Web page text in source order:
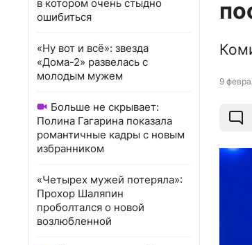
в котором очень стыдно
ошибиться
«Ну вот и всё»: звезда
«Дома-2» развелась с
молодым мужем
Больше не скрывает:
Полина Гагарина показала
романтичные кадры с новым
избранником
«Четырех мужей потеряла»:
Прохор Шаляпин
проболтался о новой
возлюбленной
9